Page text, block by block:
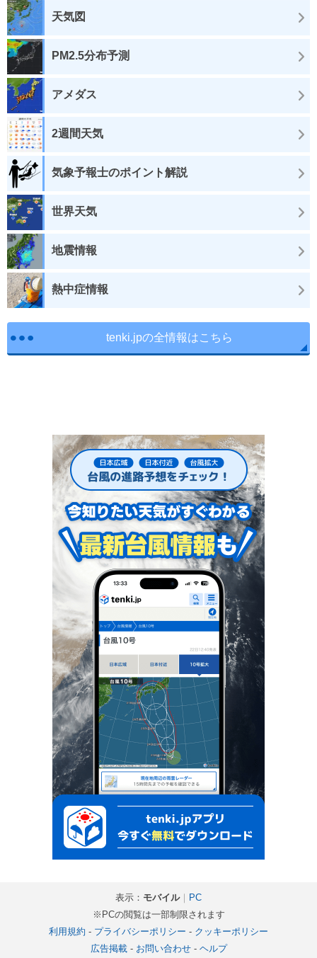
天気図
PM2.5分布予測
アメダス
2週間天気
気象予報士のポイント解説
世界天気
地震情報
熱中症情報
tenki.jpの全情報はこちら
表示： モバイル｜ PC
※PCの閲覧は一部制限されます
利用規約 - プライバシーポリシー - クッキーポリシー
広告掲載- お問い合わせ- ヘルプ